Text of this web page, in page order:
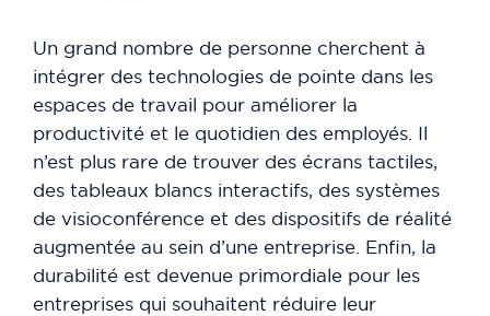
Un grand nombre de personne cherchent à
intégrer des technologies de pointe dans les
espaces de travail pour améliorer la
productivité et le quotidien des employés. Il
n’est plus rare de trouver des écrans tactiles,
des tableaux blancs interactifs, des systèmes
de visioconférence et des dispositifs de réalité
augmentée au sein d’une entreprise. Enfin, la
durabilité est devenue primordiale pour les
entreprises qui souhaitent réduire leur